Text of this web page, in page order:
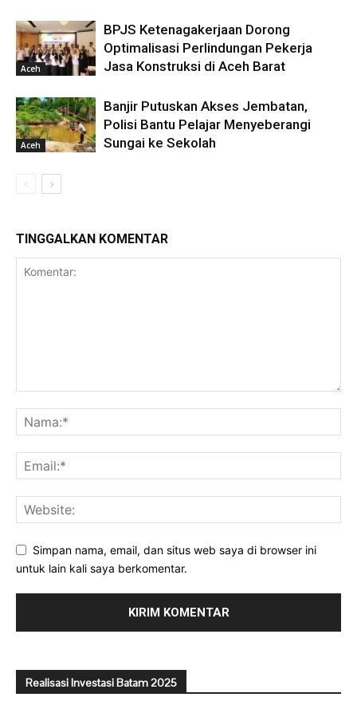
Aceh
BPJS Ketenagakerjaan Dorong
Optimalisasi Perlindungan Pekerja
Jasa Konstruksi di Aceh Barat
Aceh
Banjir Putuskan Akses Jembatan,
Polisi Bantu Pelajar Menyeberangi
Sungai ke Sekolah
TINGGALKAN KOMENTAR
Simpan nama, email, dan situs web saya di browser ini
untuk lain kali saya berkomentar.
Realisasi Investasi Batam 2025